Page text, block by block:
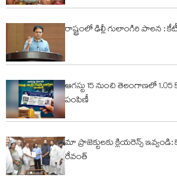
రాష్ట్రంలో ఢిల్లీ గులాంగిరి పాలన :
ఆగస్టు 15 నుంచి తెలంగాణలో 1.05
పంపిణీ
మా ప్రాజెక్టులకు క్లియరెన్స్
రేవంత్